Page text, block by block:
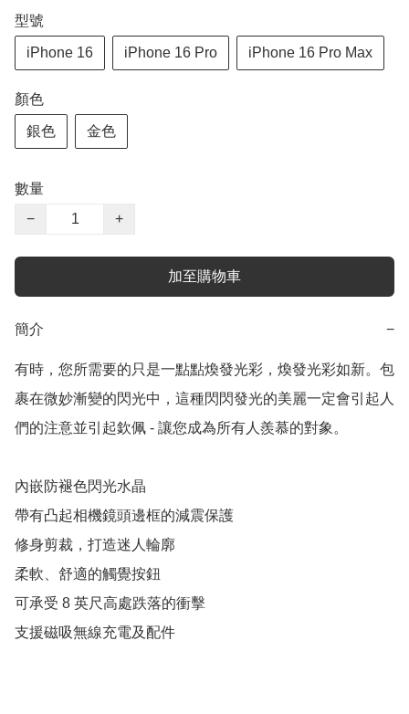
型號
iPhone 16 iPhone 16 Pro iPhone 16 Pro Max
顏色
銀色 金色
數量
−
+
加至購物車
簡介 −
有時，您所需要的只是一點點煥發光彩，煥發光彩如新。包
裹在微妙漸變的閃光中，這種閃閃發光的美麗一定會引起人
們的注意並引起欽佩 - 讓您成為所有人羨慕的對象。
內嵌防褪色閃光水晶
帶有凸起相機鏡頭邊框的減震保護
修身剪裁，打造迷人輪廓
柔軟、舒適的觸覺按鈕
可承受 8 英尺高處跌落的衝擊
支援磁吸無線充電及配件